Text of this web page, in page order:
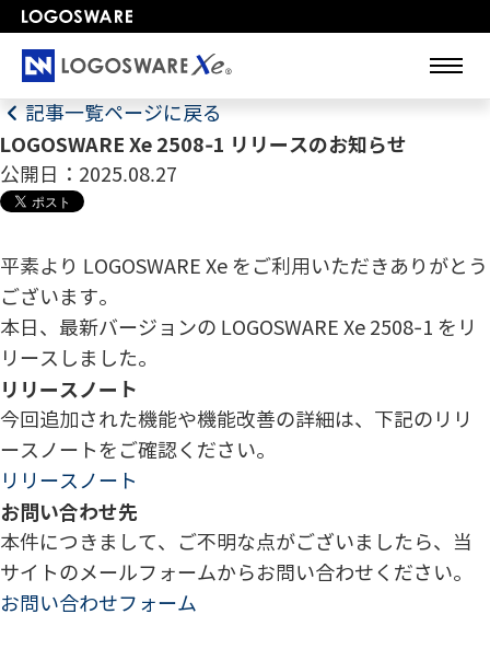
記事一覧ページに戻る
LOGOSWARE Xe 2508-1 リリースのお知らせ
公開日：2025.08.27
平素より LOGOSWARE Xe をご利用いただきありがとう
ございます。
本日、最新バージョンの LOGOSWARE Xe 2508-1 をリ
リースしました。
リリースノート
今回追加された機能や機能改善の詳細は、下記のリリ
ースノートをご確認ください。
リリースノート
お問い合わせ先
本件につきまして、ご不明な点がございましたら、当
サイトのメールフォームからお問い合わせください。
お問い合わせフォーム